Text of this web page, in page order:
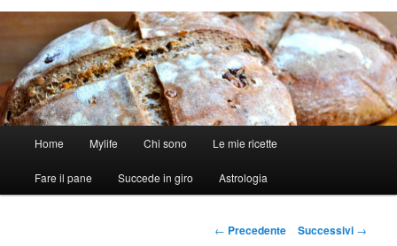
principale
Vai
al
Home Mylife Chi sono Le mie ricette
Fare il pane Succede in giro Astrologia
Navigazione
← Precedente Successivi →